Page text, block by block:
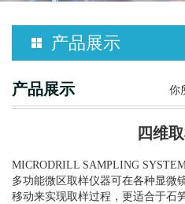
产品展示
产品展示 你
四维
MICRODRILL SAMPLING
多功能微区取样仪器可在各种显微
移动来实现取样过程，更适合于石